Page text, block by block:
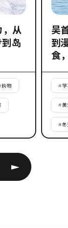
，从
岛
购物
吴
到
食
# 学
#美
#冬